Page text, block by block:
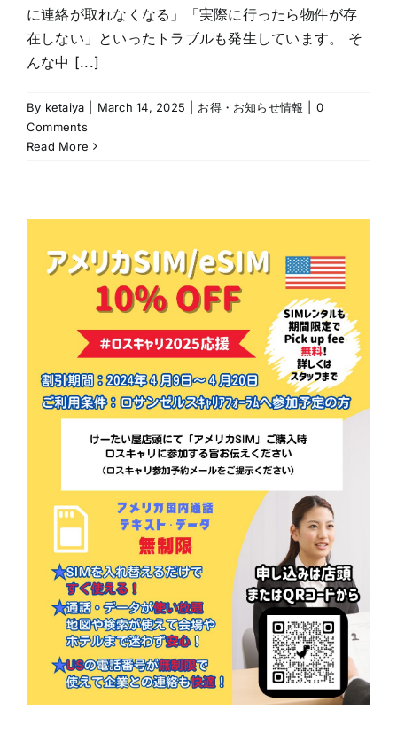
に連絡が取れなくなる」「実際に行ったら物件が存
在しない」といったトラブルも発生しています。 そ
んな中 [...]
By ketaiya March 14, 2025 お得・お知らせ情報
0
Comments
Read More